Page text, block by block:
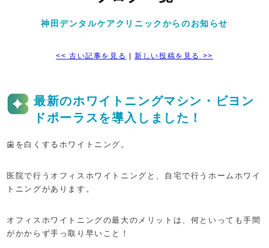
神田デンタルケアクリニックからのお知らせ
<< 古い記事を見る |新しい投稿を見る >>
最新のホワイトニングマシン・ビヨン
ドポーラスを導入しました！
歯を白くするホワイトニング。
医院で行うオフィスホワイトニングと、自宅で行うホームホワイ
トニングがあります。
オフィスホワイトニングの最大のメリットは、何といっても手間
がかからず手っ取り早いこと！